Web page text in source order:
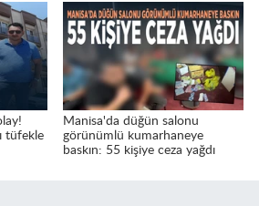
tüfekle
Manisa'da düğün salonu
görünümlü kumarhaneye
baskın: 55 kişiye ceza yağdı